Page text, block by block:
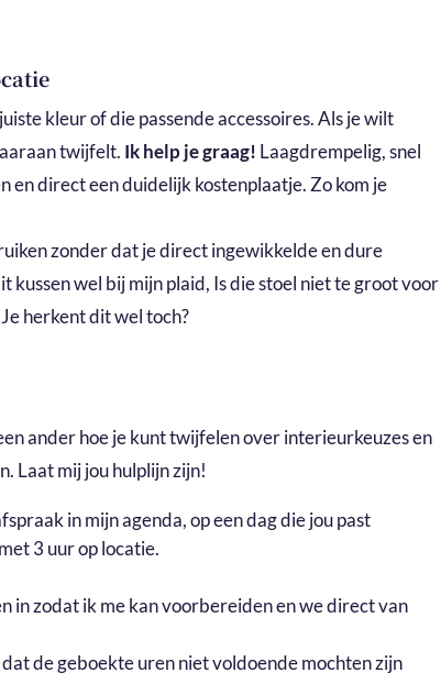
kleur of die passende accessoires. Als je wilt
twijfelt. Ik help je graag! Laagdrempelig, snel
en direct een duidelijk kostenplaatje. Zo kom je
zonder dat je direct ingewikkelde en dure
wel bij mijn plaid, Is die stoel niet te groot voor
herkent dit wel toch?
ander hoe je kunt twijfelen over interieurkeuzes en
Laat mij jou hulplijn zijn!
in mijn agenda, op een dag die jou past
3 uur op locatie.
in zodat ik me kan voorbereiden en we direct van
de geboekte uren niet voldoende mochten zijn